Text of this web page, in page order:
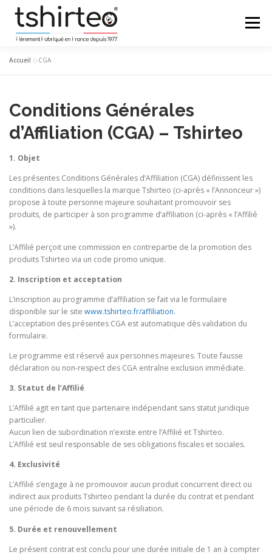
contenu
Menu
AFFILIATION CONTACT
Accueil »CGA
Conditions Générales
d’Affiliation (CGA) – Tshirteo
1. Objet
Les présentes Conditions Générales d’Affiliation (CGA) définissent les
conditions dans lesquelles la marque Tshirteo (ci-après « l’Annonceur »)
propose à toute personne majeure souhaitant promouvoir ses
produits, de participer à son programme d’affiliation (ci-après « l’Affilié
»).
L’Affilié perçoit une commission en contrepartie de la promotion des
produits Tshirteo via un code promo unique.
2. Inscription et acceptation
L’inscription au programme d’affiliation se fait via le formulaire
disponible sur le site www.tshirteo.fr/affiliation.
L’acceptation des présentes CGA est automatique dès validation du
formulaire.
Le programme est réservé aux personnes majeures. Toute fausse
déclaration ou non-respect des CGA entraîne exclusion immédiate.
3. Statut de l’Affilié
L’Affilié agit en tant que partenaire indépendant sans statut juridique
particulier.
Aucun lien de subordination n’existe entre l’Affilié et Tshirteo.
L’Affilié est seul responsable de ses obligations fiscales et sociales.
4. Exclusivité
L’Affilié s’engage à ne promouvoir aucun produit concurrent direct ou
indirect aux produits Tshirteo pendant la durée du contrat et pendant
une période de 6 mois suivant sa résiliation.
5. Durée et renouvellement
Le présent contrat est conclu pour une durée initiale de 1 an à compter